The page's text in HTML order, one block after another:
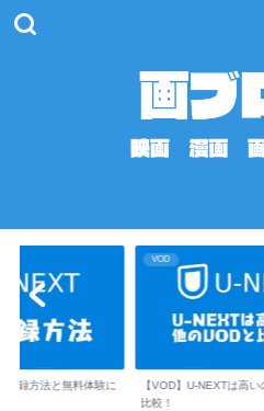
高いのか？他のVODと
VOD
【VOD】U-NEXTのポ
方や注意点な...